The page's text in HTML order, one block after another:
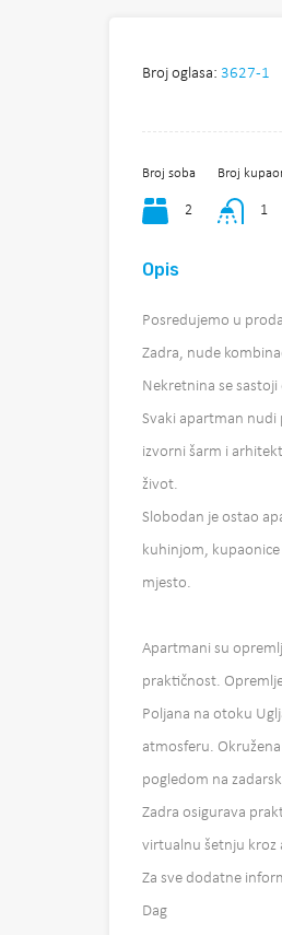
Broj oglasa: 3627-1
Broj soba
2
Broj
1
Opis
Posredujemo u
Zadra, nude
Nekretnina se
Svaki apartman nudi
izvorni šarm i
život.
Slobodan je ostao
kuhinjom,
mjesto.
Apartmani su
praktičnost.
Poljana na otoku
atmosferu.
pogledom na
Zadra osigurava
virtualnu šetnju kroz
Za sve dodatne
Dag